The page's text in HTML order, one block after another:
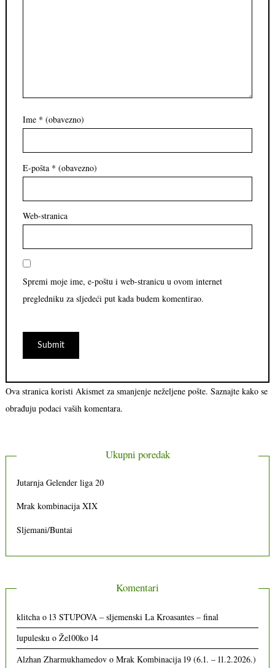
Ime * (obavezno)
E-pošta * (obavezno)
Web-stranica
Spremi moje ime, e-poštu i web-stranicu u ovom internet
pregledniku za sljedeći put kada budem komentirao.
Ova stranica koristi Akismet za smanjenje neželjene pošte. Saznajte kako se
obrađuju podaci vaših komentara.
Ukupni poredak
Jutarnja Gelender liga 20
Mrak kombinacija XIX
Sljemani/Buntai
Komentari
klitcha o13 STUPOVA – sljemenski La Kroasantes – final
lupulesku oŽe100ko 14
Alzhan Zharmukhamedov oMrak Kombinacija 19 (6.1. – 11.2.2026.)